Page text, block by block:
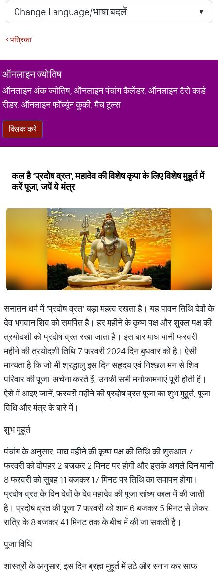
पत्रिका
ऑनलाइन ज्योतिष
ऑनलाइन अंक ज्योतिष, ऑनलाइन पंचांग कैलेंडर, ऑनलाइन टैरो कार्ड
रीडर, ऑनलाइन फॉर्च्यून कुकी, मैच टूल्स
क्लिक करें
कल है ‘प्रदोष व्रत’, महादेव की विशेष कृपा के लिए विशेष मुहूर्त में
करें पूजा, जपें ये मंत्र
सनातन धर्म में ‘प्रदोष व्रत’ बड़ा महत्व रखता है। यह पावन तिथि देवों के
देव भगवान शिव को समर्पित है। हर महीने के कृष्ण पक्ष और शुक्ल पक्ष की
त्रयोदशी को प्रदोष व्रत रखा जाता है। इस बार माघ यानी फरवरी
महीने की त्रयोदशी तिथि 7 फरवरी 2024 दिन बुधवार को है। ऐसी
मान्यता है कि जो भी श्रद्धालु इस दिन सहृदय एवं निश्छल मन से शिव
परिवार की पूजा-अर्चना करते हैं, उनकी सभी मनोकामनाएं पूरी होती हैं।
ऐसे में आइए जानें, फरवरी महीने की प्रदोष व्रत पूजा का शुभ मुहूर्त, पूजा
विधि और मंत्र के बारे में।
शुभ मुहूर्त
पंचांग के अनुसार, माघ महीने की कृष्ण पक्ष की तिथि की शुरुआत 7
फरवरी को दोपहर 2 बजकर 2 मिनट पर होगी और इसके अगले दिन यानी
8 फरवरी को सुबह 11 बजकर 17 मिनट पर तिथि का समापन होगा।
प्रदोष व्रत के दिन देवों के देव महादेव की पूजा सांध्य काल में की जाती
है। प्रदोष व्रत की पूजा 7 फरवरी को शाम 6 बजकर 5 मिनट से लेकर
रात्रि के 8 बजकर 41 मिनट तक के बीच में की जा सकती है।
पूजा विधि
शास्त्रों के अनुसार, इस दिन ब्रह्म मुहूर्त में उठे और स्नान कर साफ